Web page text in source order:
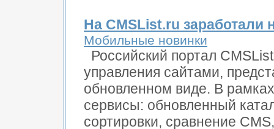
На CMSList.ru
Мобильные новинки
Российский портал
управления сайтами,
обновленном виде. В
сервисы: обновленный
сортировки, сравнение